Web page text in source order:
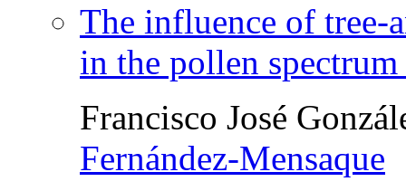
The influence of tree-
in the pollen
Francisco José
Fernández-Mensaque